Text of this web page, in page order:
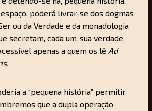
poderá livrar-se dos dogmas
ou da Verdade e da monadologia
secretam, cada um, sua verdade
apenas a quem os lê Ad
a “pequena história” permitir
que a dupla operação